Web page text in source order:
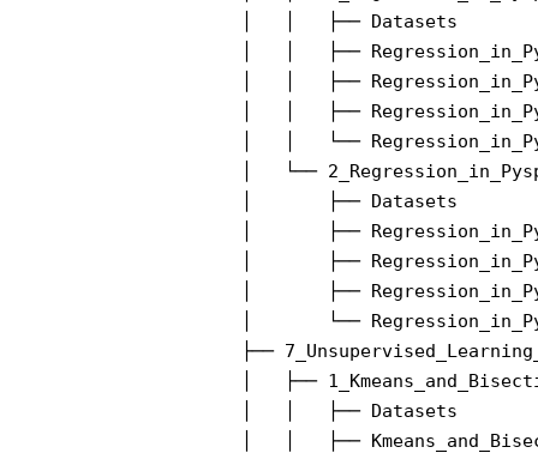
│   │   ├── Datasets
│   │   ├──
│   │   ├──
│   │   ├──
│   │   └──
│   └──
│       ├── Datasets
│       ├──
│       ├──
│       ├──
│       └──
├──
│   ├──
│   │   ├── Datasets
│   │   ├──